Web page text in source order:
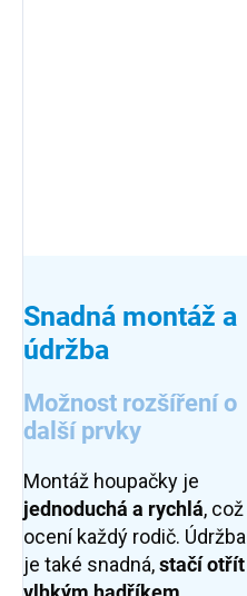
Snadná montáž a
údržba
Možnost rozšíření o
další prvky
Montáž houpačky je
jednoduchá a rychlá, což
ocení každý rodič. Údržba
je také snadná,stačí otřít